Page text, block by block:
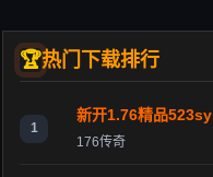
热门下载排行
1
新开1.76精品523sy
176传奇